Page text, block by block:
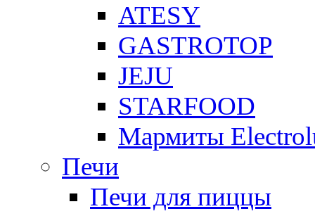
ATESY
GASTROTOP
JEJU
STARFOOD
Мармиты
Печи
Печи для пиццы